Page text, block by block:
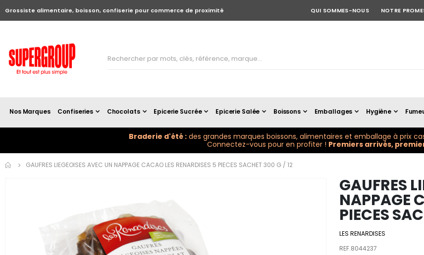
Grossiste alimentaire, boisson, confiserie pour commerce de proximité QUI SOMMES-NOUS NOTRE
Nos Marques Confiseries Chocolats Epicerie Sucrée Epicerie Salée Boissons Emballages Hygiène
Braderie d'été : des grandes marques boissons, alimentaires et emballage à prix
Connectez-vous pour en profiter ! Premiers arrivés,
GAUFRES LIEGEOISES AVEC UN NAPPAGE CACAO LES RENARDISES 5 PIECES SACHET 300 G / 12
the
GAUFRES
NAPPAGE
PIECES
LES RENARDISES
REF.8044237